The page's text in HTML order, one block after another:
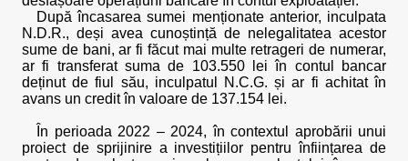
După încasarea sumei menționate anterior, inculpata
N.D.R., deși avea cunoștință de nelegalitatea acestor
sume de bani, ar fi făcut mai multe retrageri de numerar,
ar fi transferat suma de 103.550 lei în contul bancar
deținut de fiul său, inculpatul N.C.G. și ar fi achitat în
avans un credit în valoare de 137.154 lei.
În perioada 2022 – 2024, în contextul aprobării unui
proiect de sprijinire a investițiilor pentru înființarea de